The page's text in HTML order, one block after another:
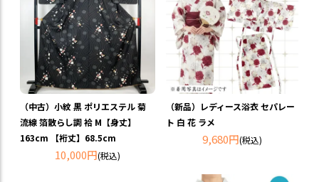
（中古）小紋 黒 ポリエステル 菊
流線 箔散らし調 袷 M【身丈】
163cm 【裄丈】68.5cm
10,000円(税込)
（新品）レディース浴衣 セパレー
ト 白 花 ラメ
9,680円(税込)